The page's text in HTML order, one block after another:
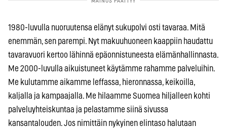
1980-luvulla nuoruutensa elänyt sukupolvi osti tavaraa. Mitä
enemmän, sen parempi. Nyt makuuhuoneen kaappiin haudattu
tavaravuori kertoo lähinnä epäonnistuneesta elämänhallinnasta.
Me 2000-luvulla aikuistuneet käytämme rahamme palveluihin.
Me kulutamme aikamme leffassa, hieronnassa, keikoilla,
kaljalla ja kampaajalla. Me hilaamme Suomea hiljalleen kohti
palveluyhteiskuntaa ja pelastamme siinä sivussa
kansantalouden. Jos nimittäin nykyinen elintaso halutaan